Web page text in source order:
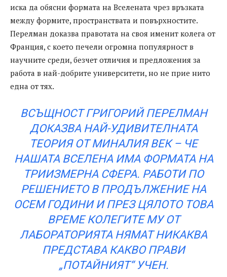
иска да обясни формата на Вселената чрез връзката
между формите, пространствата и повърхностите.
Перелман доказва правотата на своя именит колега от
Франция, с което печели огромна популярност в
научните среди, безчет отличия и предложения за
работа в най-добрите университети, но не прие нито
една от тях.
ВСЪЩНОСТ ГРИГОРИЙ ПЕРЕЛМАН
ДОКАЗВА НАЙ-УДИВИТЕЛНАТА
ТЕОРИЯ ОТ МИНАЛИЯ ВЕК – ЧЕ
НАШАТА ВСЕЛЕНА ИМА ФОРМАТА НА
ТРИИЗМЕРНА СФЕРА. РАБОТИ ПО
РЕШЕНИЕТО В ПРОДЪЛЖЕНИЕ НА
ОСЕМ ГОДИНИ И ПРЕЗ ЦЯЛОТО ТОВА
ВРЕМЕ КОЛЕГИТЕ МУ ОТ
ЛАБОРАТОРИЯТА НЯМАТ НИКАКВА
ПРЕДСТАВА КАКВО ПРАВИ
„ПОТАЙНИЯТ“ УЧЕН.